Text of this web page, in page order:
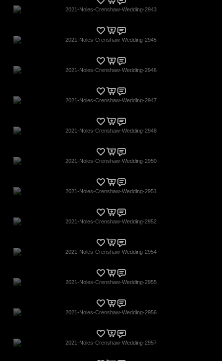
2021-Noles-Crenshaw-Wedding-2943
2021-Noles-Crenshaw-Wedding-2945
2021-Noles-Crenshaw-Wedding-2946
2021-Noles-Crenshaw-Wedding-2947
2021-Noles-Crenshaw-Wedding-2948
2021-Noles-Crenshaw-Wedding-2950
2021-Noles-Crenshaw-Wedding-2951
2021-Noles-Crenshaw-Wedding-2952
2021-Noles-Crenshaw-Wedding-2954
2021-Noles-Crenshaw-Wedding-2955
2021-Noles-Crenshaw-Wedding-2956
2021-Noles-Crenshaw-Wedding-2957